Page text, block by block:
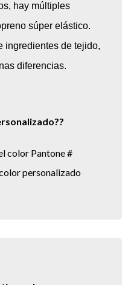
hay múltiples
súper elástico.
ingredientes de tejido,
diferencias.
color Pantone #
personalizado